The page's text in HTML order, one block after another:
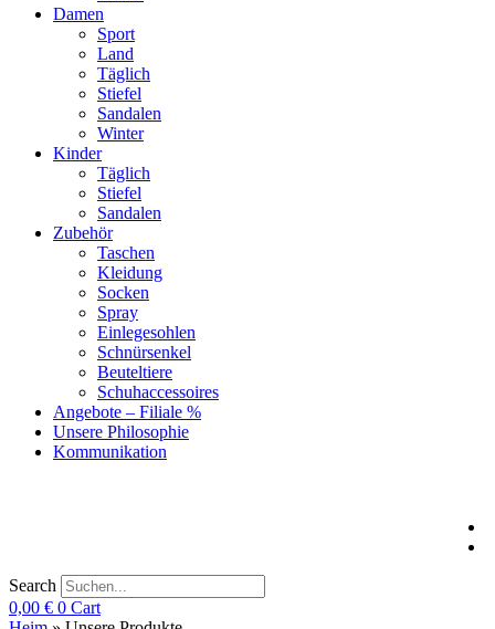
Damen
Sport
Land
Täglich
Stiefel
Sandalen
Winter
Kinder
Täglich
Stiefel
Sandalen
Zubehör
Taschen
Kleidung
Socken
Spray
Einlegesohlen
Schnürsenkel
Beuteltiere
Schuhaccessoires
Angebote – Filiale %
Unsere Philosophie
Kommunikation
Search
0,00 € 0 Cart